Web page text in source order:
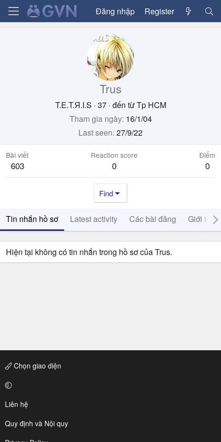
Đăng nhập Register
Trus
T.E.T.Я.I.S · 37 · đến từTp HCM
Tham gia ngày 16/1/04
Last seen 27/9/22
Bài viết
603
Reaction score
0
Điểm
0
Find
Tin nhắn hồ sơ Latest activity Các bài đăng Giới thiệu
Hiện tại không có tin nhắn trong hồ sơ của Trus.
Chọn giao diện
Liên hệ
Quy định và Nội quy